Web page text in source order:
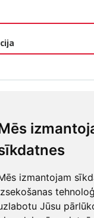
izmantojam
Jūsu
SIA "SB"
Nr.
reģ. Nr.: